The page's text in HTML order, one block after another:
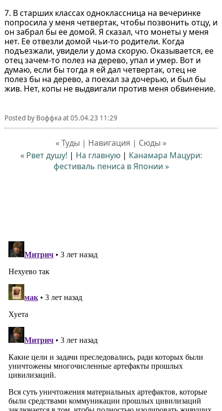
7. В старших классах одноклассница на вечеринке
попросила у меня четвертак, чтобы позвонить отцу, и
он забрал бы ее домой. Я сказал, что монеты у меня
нет. Ее отвезли домой чьи-то родители. Когда
подъезжали, увидели у дома скорую. Оказывается, ее
отец зачем-то полез на дерево, упал и умер. Вот и
думаю, если бы тогда я ей дал четвертак, отец не
полез бы на дерево, а поехал за дочерью, и был бы
жив. Нет, копы не выдвигали против меня обвинение.
Posted by Воффкаat05.04.23 11:29
« Туды | Навигация | Сюды »
« Рвет душу! | На главную| Канамара Мацури:
фестиваль пениса в Японии »